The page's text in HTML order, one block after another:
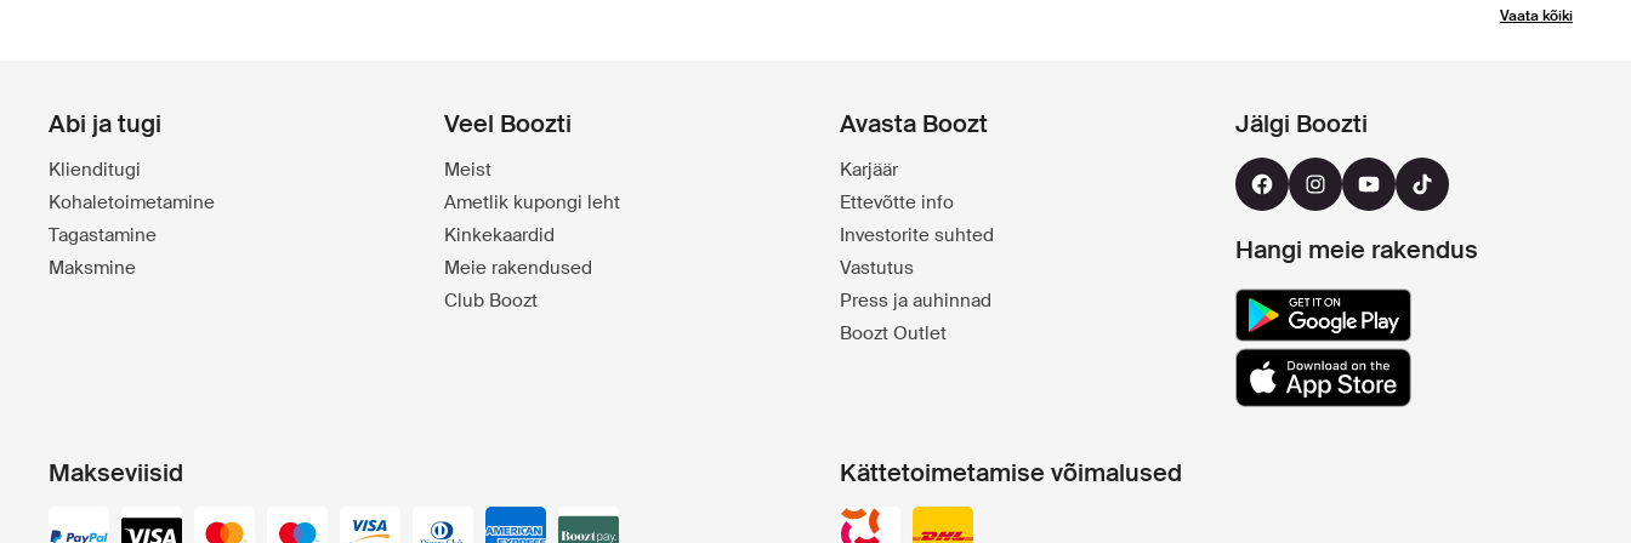
Vaata kõiki
Abi ja tugi
Klienditugi
Kohaletoimetamine
Tagastamine
Maksmine
Veel Boozti
Meist
Ametlik kupongi leht
Kinkekaardid
Meie rakendused
Club Boozt
Avasta Boozt
Karjäär
Ettevõtte info
Investorite suhted
Vastutus
Press ja auhinnad
Boozt Outlet
Jälgi Boozti
Hangi meie rakendus
Makseviisid Kättetoimetamise võimalused